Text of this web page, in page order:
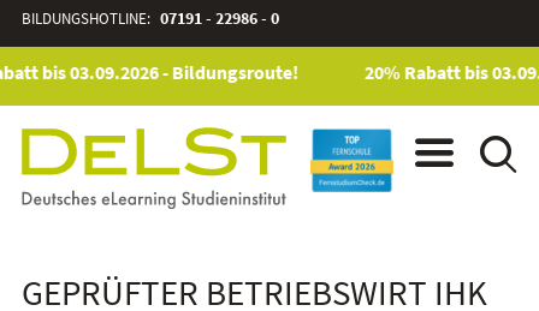
BILDUNGSHOTLINE: 07191 - 22986 - 0
bis 03.09.2026 - Bildungsroute! 20% Rabatt bis
GEPRÜFTER BETRIEBSWIRT IHK